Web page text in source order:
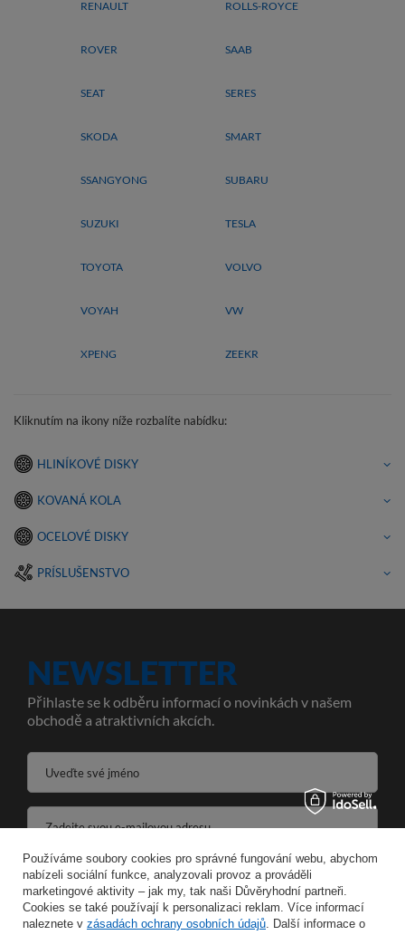
RENAULT ROLLS-ROYCE
ROVER SAAB
SEAT SERES
SKODA SMART
SSANGYONG SUBARU
SUZUKI TESLA
TOYOTA VOLVO
VOYAH VW
XPENG ZEEKR
Kliknutím na ikony níže rozbalíte nabídku:
HLINÍKOVÉ DISKY
KOVANÁ KOLA
OCELOVÉ DISKY
PRÍSLUŠENSTVO
NEWSLETTER
Přihlaste se k odběru informací o novinkách v našem
obchodě a atraktivních akcích.
Uveďte své jméno
Zadejte svou e-mailovou adresu
Souhlasím se zpracováním svých osobních údajů pro účely a v rozsahu služby Newsletter ve formátu
ULOŽIT
Používáme soubory cookies pro správné fungování webu, abychom
nabízeli sociální funkce, analyzovali provoz a prováděli
marketingové aktivity – jak my, tak naši Důvěryhodní partneři.
Cookies se také používají k personalizaci reklam. Více informací
naleznete v zásadách ochrany osobních údajů. Další informace o